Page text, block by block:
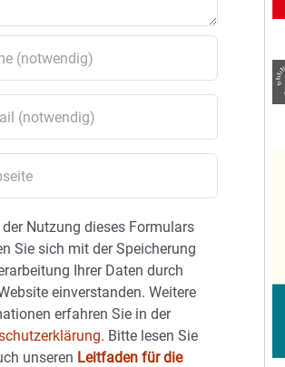
Nutzung dieses Formulars
Sie sich mit der Speicherung
Ihrer Daten durch
einverstanden. Weitere
erfahren Sie in der
Bitte lesen Sie
unseren Leitfaden für die